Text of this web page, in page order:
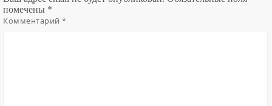
помечены *
Комментарий*